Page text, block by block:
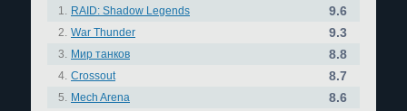
1. RAID: Shadow Legends 9.6
2. War Thunder 9.3
3. Мир танков 8.8
4. Crossout 8.7
5. Mech Arena 8.6